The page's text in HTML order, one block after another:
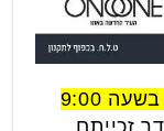
זכייתם